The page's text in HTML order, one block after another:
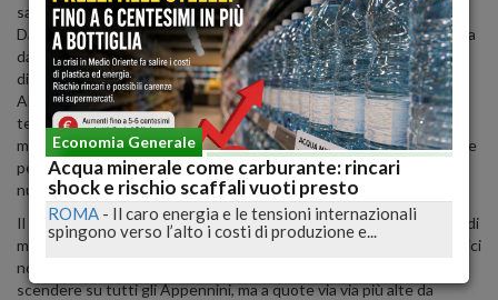
sarà prevalentemente asciutto.
Da martedì una perturbazione proveniente dai Balcani e alimentata
dall'aria fredda si abbatterà sulle regioni adriatiche con piogge
diffuse e nevicate che potranno addirittura toccare le coste di
Abruzzo e Molise nelle prime ore. Ulteriore peggioramento del
tempo nella giornata di mercoledì. Un ciclone dal Nord Africa si
muoverà di gran carriera verso le regioni meridionali; tempo in forte
peggioramento dalla Sicilia verso la Calabria con piogge forti, locali
nubifragi e nevicate copiosa sopra i 700 metri.
Il ciclone interesserà mezza Italia tra mercoledì e venerdì con fasi di
maltempo al Sud e sulle regioni adriatiche. Il Nord e i settori tirrenici
non vedranno particolari piogge importanti. La neve continuerà a
scendere su tutti gli Appennini, ma a quote via via più alte da
Economia Generale
Acqua minerale come carburante: rincari
shock e rischio scaffali vuoti presto
ROMA - Il caro energia e le tensioni internazionali
spingono verso l’alto i costi di produzione e...